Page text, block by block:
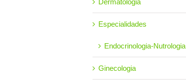
Dermatologia
Especialidades
Endocrinologia-Nutrologia
Ginecologia